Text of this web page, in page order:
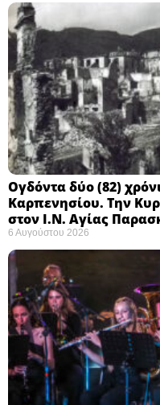
Ογδόντα δύο (82)
Καρπενησίου. Την
στον Ι.Ν. Αγίας
6 Αυγούστου 2026